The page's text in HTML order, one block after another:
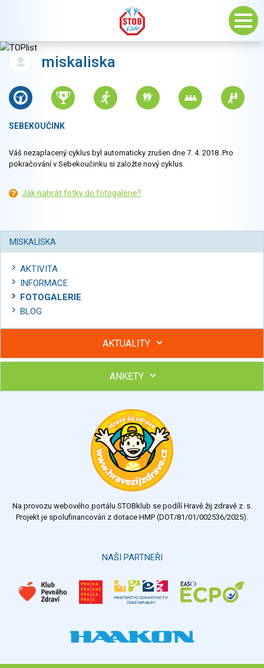
miskaliska
SEBEKOUČINK
Váš nezaplacený cyklus byl automaticky zrušen dne 7. 4. 2018. Pro
pokračování v Sebekoučinku si založte nový cyklus.
Jak nahrát fotky do fotogalerie?
MISKALISKA
AKTIVITA
INFORMACE
FOTOGALERIE
BLOG
AKTUALITY
Hubněte s podporou lektorky a skupiny v kurzech STOBu
Chcete poradit s hubnutím? Najděte si odborníka STOBu ve
ANKETY
Výsledky Všechny ankety
Na provozu webového portálu STOBklub se podílí Hravě žij zdravě z. s.
Projekt je spolufinancován z dotace HMP (DOT/81/01/002536/2025).
NAŠI PARTNEŘI